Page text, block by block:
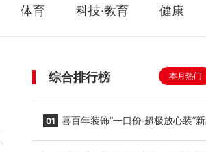
体育 科技·教育 健康
综合排行榜 本月热门
01 喜百年装饰“一口价·超极放心装”